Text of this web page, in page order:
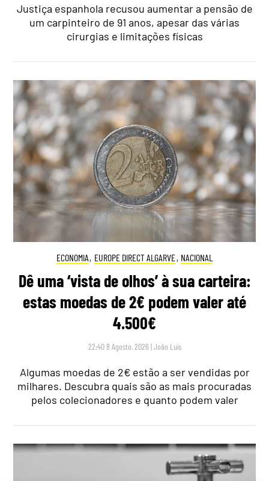
Justiça espanhola recusou aumentar a pensão de
um carpinteiro de 91 anos, apesar das várias
cirurgias e limitações físicas
ECONOMIA, EUROPE DIRECT ALGARVE, NACIONAL
Dê uma ‘vista de olhos’ à sua carteira:
estas moedas de 2€ podem valer até
4.500€
22:40 8 Agosto, 2026 |João Luís
Algumas moedas de 2€ estão a ser vendidas por
milhares. Descubra quais são as mais procuradas
pelos colecionadores e quanto podem valer